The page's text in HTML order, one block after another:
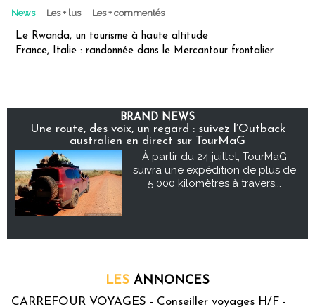
News Les + lus Les + commentés
Le Rwanda, un tourisme à haute altitude
France, Italie : randonnée dans le Mercantour frontalier
BRAND NEWS
Une route, des voix, un regard : suivez l’Outback
australien en direct sur TourMaG
À partir du 24 juillet, TourMaG
suivra une expédition de plus de
5 000 kilomètres à travers...
LES ANNONCES
CARREFOUR VOYAGES - Conseiller voyages H/F -